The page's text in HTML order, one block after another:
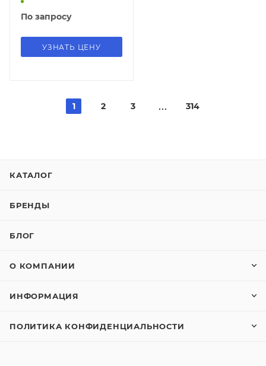
По запросу
УЗНАТЬ ЦЕНУ
1 2 3 314
КАТАЛОГ
БРЕНДЫ
БЛОГ
О КОМПАНИИ
ИНФОРМАЦИЯ
ПОЛИТИКА КОНФИДЕНЦИАЛЬНОСТИ